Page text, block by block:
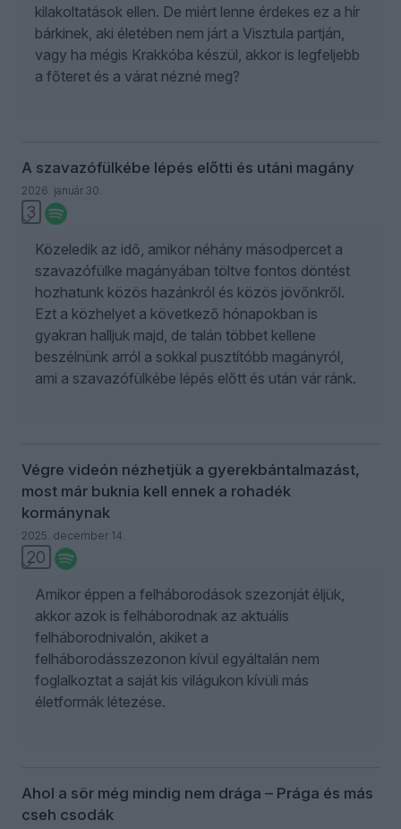
kilakoltatások ellen. De miért lenne érdekes ez a hír
bárkinek, aki életében nem járt a Visztula partján,
vagy ha mégis Krakkóba készül, akkor is legfeljebb
a főteret és a várat nézné meg?
A szavazófülkébe lépés előtti és utáni magány
2026. január 30.
3
Közeledik az idő, amikor néhány másodpercet a
szavazófülke magányában töltve fontos döntést
hozhatunk közös hazánkról és közös jövőnkről.
Ezt a közhelyet a következő hónapokban is
gyakran halljuk majd, de talán többet kellene
beszélnünk arról a sokkal pusztítóbb magányról,
ami a szavazófülkébe lépés előtt és után vár ránk.
Végre videón nézhetjük a gyerekbántalmazást,
most már buknia kell ennek a rohadék
kormánynak
2025. december 14.
20
Amikor éppen a felháborodások szezonját éljük,
akkor azok is felháborodnak az aktuális
felháborodnivalón, akiket a
felháborodásszezonon kívül egyáltalán nem
foglalkoztat a saját kis világukon kívüli más
életformák létezése.
Ahol a sör még mindig nem drága – Prága és más
cseh csodák